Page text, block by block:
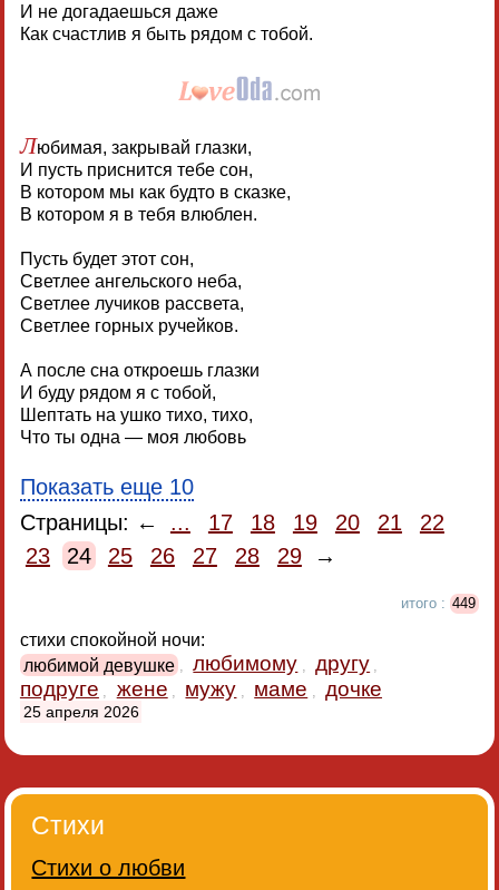
И не догадаешься даже
Как счастлив я быть рядом с тобой.
Любимая, закрывай глазки,
И пусть приснится тебе сон,
В котором мы как будто в сказке,
В котором я в тебя влюблен.
Пусть будет этот сон,
Светлее ангельского неба,
Светлее лучиков рассвета,
Светлее горных ручейков.
А после сна откроешь глазки
И буду рядом я с тобой,
Шептать на ушко тихо, тихо,
Что ты одна — моя любовь
Показать еще 10
Страницы: ←
... 17 18 19 20 21
22
23
24 25 26 27 28 29 →
итого : 449
стихи спокойной ночи:
любимой девушке , любимому , другу ,
подруге , жене , мужу , маме , дочке
25 апреля 2026
Стихи
Стихи о любви